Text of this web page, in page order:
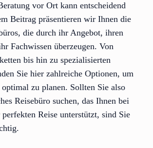
vor Ort kann entscheidend
Beitrag präsentieren wir Ihnen die
die durch ihr Angebot, ihren
Fachwissen überzeugen. Von
bis hin zu spezialisierten
Sie hier zahlreiche Optionen, um
zu planen. Sollten Sie also
Reisebüro suchen, das Ihnen bei
Reise unterstützt, sind Sie